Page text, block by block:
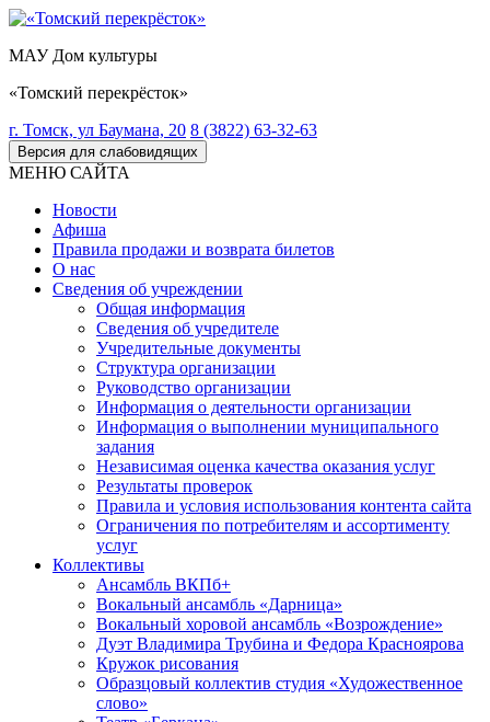
МАУ Дом культуры
«Томский перекрёсток»
г. Томск, ул Баумана, 20 8 (3822) 63-32-63
Версия для слабовидящих
МЕНЮ САЙТА
Новости
Афиша
Правила продажи и возврата билетов
О нас
Сведения об учреждении
Общая информация
Сведения об учредителе
Учредительные документы
Структура организации
Руководство организации
Информация о деятельности организации
Информация о выполнении муниципального
задания
Независимая оценка качества оказания услуг
Результаты проверок
Правила и условия использования контента сайта
Ограничения по потребителям и ассортименту
услуг
Коллективы
Ансамбль ВКПб+
Вокальный ансамбль «Дарница»
Вокальный хоровой ансамбль «Возрождение»
Дуэт Владимира Трубина и Федора Красноярова
Кружок рисования
Образцовый коллектив студия «Художественное
слово»